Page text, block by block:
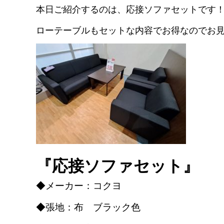
本日ご紹介するのは、応接ソファセットです！
ローテーブルもセットな内容でお得なのでお
『応接ソファセット』
◆メーカー：コクヨ
◆張地：布 ブラック色